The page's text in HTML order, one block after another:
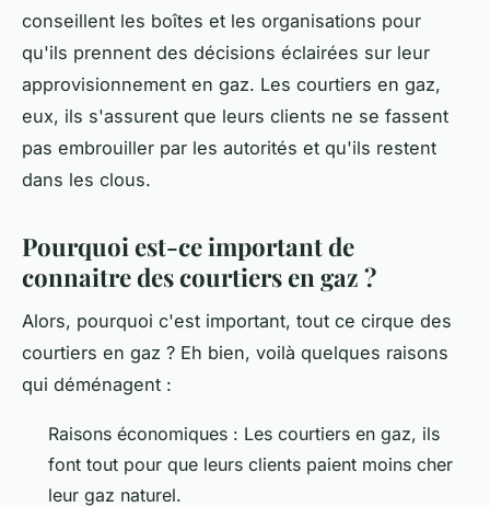
conseillent les boîtes et les organisations pour
qu'ils prennent des décisions éclairées sur leur
approvisionnement en gaz. Les courtiers en gaz,
eux, ils s'assurent que leurs clients ne se fassent
pas embrouiller par les autorités et qu'ils restent
dans les clous.
Pourquoi est-ce important de
connaitre des courtiers en gaz ?
Alors, pourquoi c'est important, tout ce cirque des
courtiers en gaz ? Eh bien, voilà quelques raisons
qui déménagent :
Raisons économiques : Les courtiers en gaz, ils
font tout pour que leurs clients paient moins cher
leur gaz naturel.